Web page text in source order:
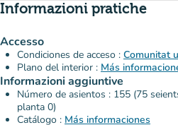
Informazioni pratiche
Accesso
Condiciones de acceso : Comunitat
Plano del interior : Más
Informazioni aggiuntive
Número de asientos : 155 (75
planta 0)
Catálogo : Más informaciones